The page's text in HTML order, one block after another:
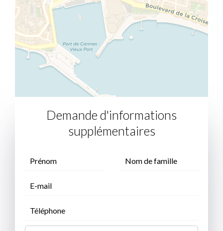
Demande d'informations
supplémentaires